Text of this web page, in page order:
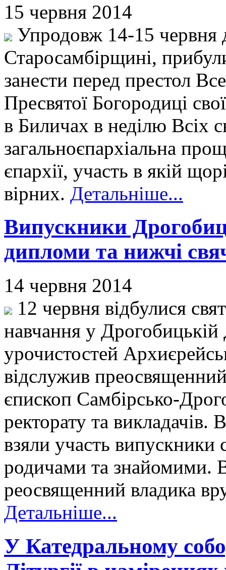
15 червня 2014
Упродовж 14-15 червня
Старосамбірщині,
занести перед престол
Пресвятої Богородиці
в Биличах в неділю Всіх
загальноєпархіальна
єпархії, участь в якій
вірних. Детальніше...
Випускники
дипломи та нижчі
14 червня 2014
12 червня відбулися
навчання у Дрогобицькій
урочистостей
відслужив
єпископ Самбірсько-
ректорату та викладачів.
взяли участь випускники
родичами та знайомими.
реосвященний владика
Детальніше...
У Катедральному